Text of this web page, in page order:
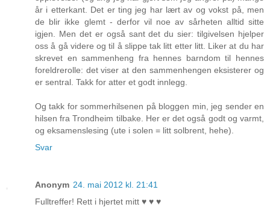
år i etterkant. Det er ting jeg har lært av og vokst på, men
de blir ikke glemt - derfor vil noe av sårheten alltid sitte
igjen. Men det er også sant det du sier: tilgivelsen hjelper
oss å gå videre og til å slippe tak litt etter litt. Liker at du har
skrevet en sammenheng fra hennes barndom til hennes
foreldrerolle: det viser at den sammenhengen eksisterer og
er sentral. Takk for atter et godt innlegg.
Og takk for sommerhilsenen på bloggen min, jeg sender en
hilsen fra Trondheim tilbake. Her er det også godt og varmt,
og eksamenslesing (ute i solen = litt solbrent, hehe).
Svar
Anonym 24. mai 2012 kl. 21:41
Fulltreffer! Rett i hjertet mitt ♥ ♥ ♥